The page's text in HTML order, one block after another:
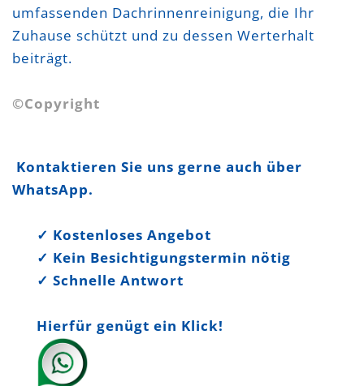
umfassenden Dachrinnenreinigung, die Ihr
Zuhause schützt und zu dessen Werterhalt
beiträgt.
©Copyright
Kontaktieren Sie uns gerne auch über
WhatsApp.
✓ Kostenloses Angebot
✓ Kein Besichtigungstermin nötig
✓ Schnelle Antwort
Hierfür genügt ein Klick!